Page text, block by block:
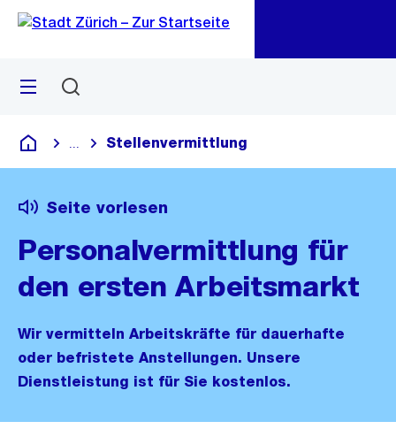
Navigation
Sprunglink
Menü
Deutsch
Blende alle Breadcrumbs ein
Stellenvermittlung
Seite vorlesen
Personalvermittlung für
den ersten Arbeitsmarkt
Wir vermitteln Arbeitskräfte für dauerhafte
oder befristete Anstellungen. Unsere
Dienstleistung ist für Sie kostenlos.